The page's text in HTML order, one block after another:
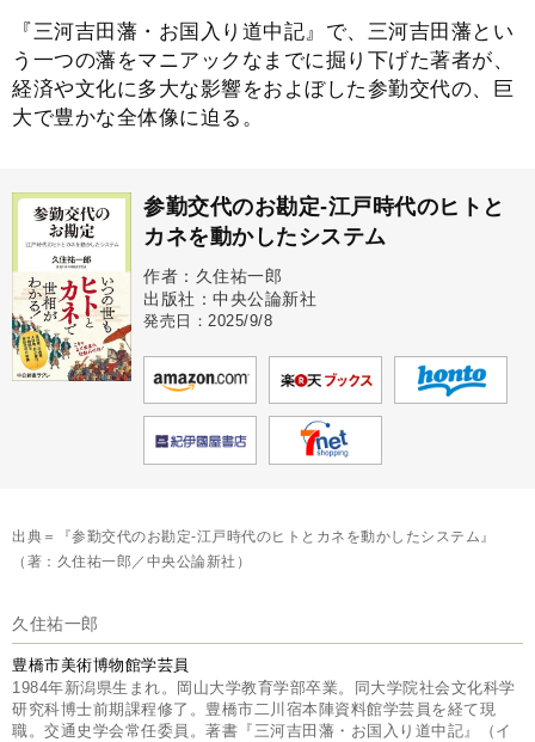
『三河吉田藩・お国入り道中記』で、三河吉田藩とい
う一つの藩をマニアックなまでに掘り下げた著者が、
経済や文化に多大な影響をおよぼした参勤交代の、巨
大で豊かな全体像に迫る。
参勤交代のお勘定-江戸時代のヒトと
カネを動かしたシステム
作者：久住祐一郎
出版社：中央公論新社
発売日：2025/9/8
出典＝『参勤交代のお勘定-江戸時代のヒトとカネを動かしたシステム』
（著：久住祐一郎／中央公論新社）
久住祐一郎
豊橋市美術博物館学芸員
1984年新潟県生まれ。岡山大学教育学部卒業。同大学院社会文化科学
研究科博士前期課程修了。豊橋市二川宿本陣資料館学芸員を経て現
職。交通史学会常任委員。著書『三河吉田藩・お国入り道中記』（イ